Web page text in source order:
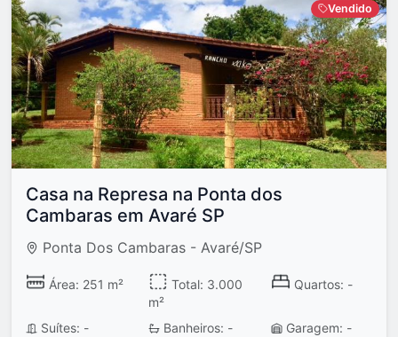
Vendido
Casa na Represa na Ponta dos
Cambaras em Avaré SP
Ponta Dos Cambaras - Avaré/SP
Área: 251 m²
Total: 3.000
m²
Quartos: -
Suítes: - Banheiros: - Garagem: -